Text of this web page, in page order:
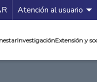
Atención al usuario
InvestigaciónExtensión y